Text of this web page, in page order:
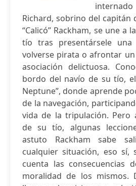
Richard, sobrino del capitán
“Calicó” Rackham, se une a
tío tras presentársele una
volverse pirata o afrontar
asociación delictuosa.
bordo del navío de su tío,
Neptune”, donde aprende
de la navegación,
vida de la tripulación. Pero
de su tío, algunas
astuto Rackham sabe
cualquier situación, eso sí,
cuenta las consecuencias
moralidad de los mismos.